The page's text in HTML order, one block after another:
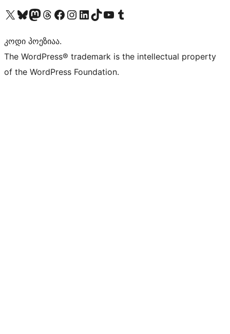
Visit our X (formerly Twitter) account
Visit our Bluesky account
Visit our Mastodon account
Visit our Threads account
Visit our Facebook page
Visit our Instagram account
Visit our LinkedIn account
Visit our TikTok account
Visit our YouTube channel
Visit our Tumblr account
კოდი პოეზიაა.
The WordPress® trademark is the intellectual property
of the WordPress Foundation.